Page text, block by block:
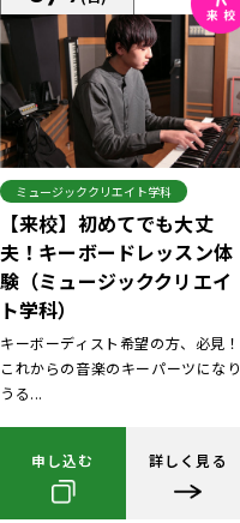
ミュージッククリエイト学科
【来校】初めてでも大丈
夫！キーボードレッスン体
験（ミュージッククリエイ
ト学科）
キーボーディスト希望の方、必見！
これからの音楽のキーパーツになり
うる...
申し込む 詳しく見る